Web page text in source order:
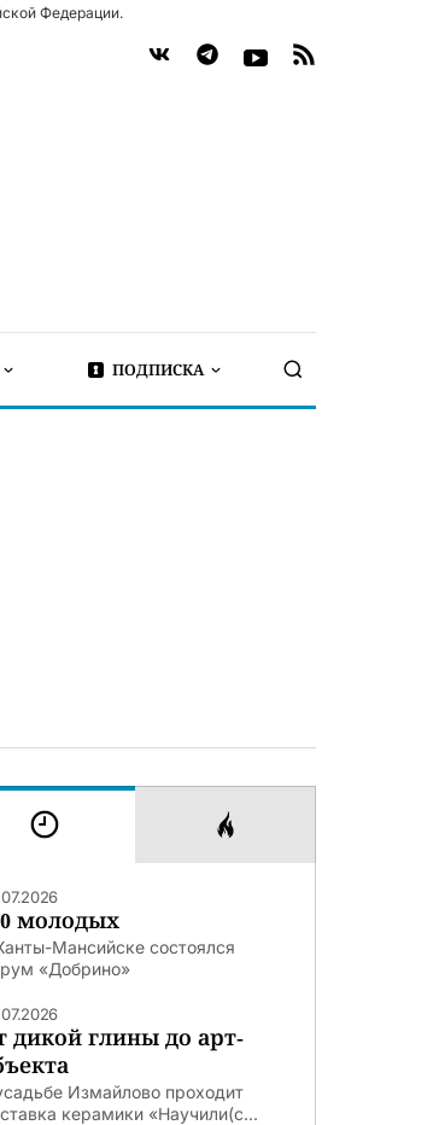
Федерации.
ПОДПИСКА
молодых
Мансийске состоялся
«Добрино»
дикой глины до арт-
Измайлово проходит
керамики «Научили(с...